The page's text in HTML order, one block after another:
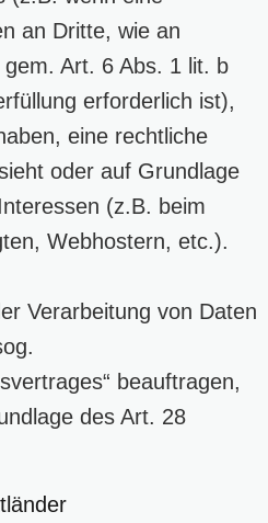
an Dritte, wie an
Art. 6 Abs. 1 lit. b
erforderlich ist),
eine rechtliche
oder auf Grundlage
(z.B. beim
Webhostern, etc.).
Verarbeitung von Daten
beauftragen,
des Art. 28